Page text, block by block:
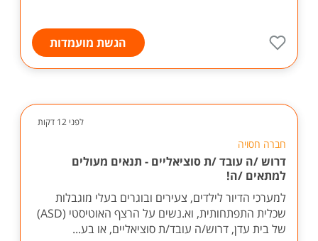
הגשת מועמדות
לפני 12 דקות
חברה חסויה
דרוש /ה עובד /ת סוציאליים - תנאים מעולים
למתאים /ה!
למערכי הדיור לילדים, צעירים ובוגרים בעלי מוגבלות
שכלית התפתחותית, וא.נשים על הרצף האוטיסטי (ASD)
של בית עדן, דרוש/ה עובד/ת סוציאליים, או בע...